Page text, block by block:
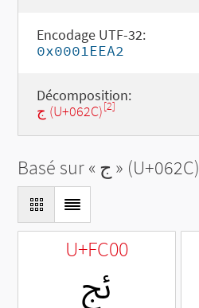
Encodage UTF-32:
0x0001EEA2
Décomposition:
ج (U+062C)[2]
Basé sur « ج » (U+062C)
U+FC00
ﰀ